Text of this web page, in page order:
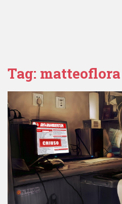
Tag: matteoflora